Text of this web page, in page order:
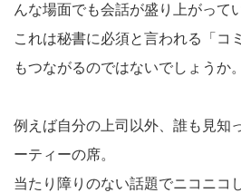
んな場面でも会話が盛り上がって
これは秘書に必須と言われる「コ
もつながるのではないでしょうか。
例えば自分の上司以外、誰も見知
ーティーの席。
当たり障りのない話題でニコニコ